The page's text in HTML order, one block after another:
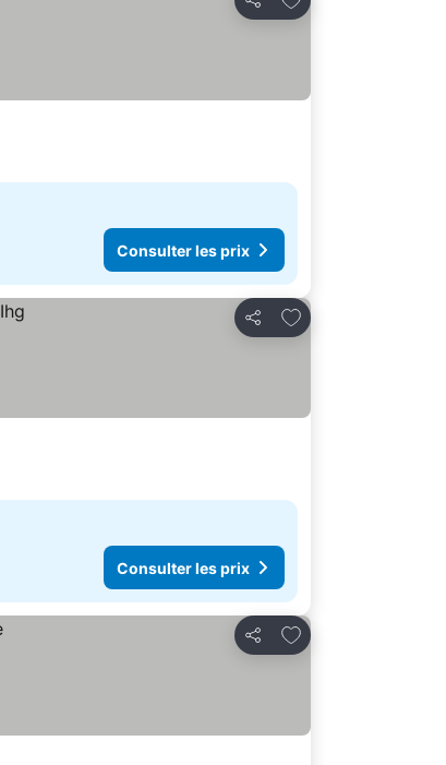
Partager
Consulter les prix
Partager
Ajouter à mes favoris
Consulter les prix
Partager
Ajouter à mes favoris